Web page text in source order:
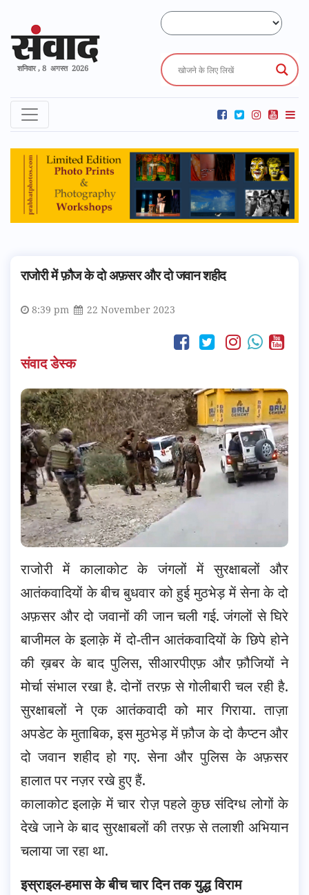
शनिवार , 8 अगस्त 2026
राजोरी में फ़ौज के दो अफ़सर और दो जवान शहीद
8:39 pm 22 November 2023
संवाद डेस्क
राजोरी में कालाकोट के जंगलों में सुरक्षाबलों और
आतंकवादियों के बीच बुधवार को हुई मुठभेड़ में सेना के दो
अफ़सर और दो जवानों की जान चली गई. जंगलों से घिरे
बाजीमल के इलाक़े में दो-तीन आतंकवादियों के छिपे होने
की ख़बर के बाद पुलिस, सीआरपीएफ़ और फ़ौजियों ने
मोर्चा संभाल रखा है. दोनों तरफ़ से गोलीबारी चल रही है.
सुरक्षाबलों ने एक आतंकवादी को मार गिराया. ताज़ा
अपडेट के मुताबिक, इस मुठभेड़ में फ़ौज के दो कैप्टन और
दो जवान शहीद हो गए. सेना और पुलिस के अफ़सर
हालात पर नज़र रखे हुए हैं.
कालाकोट इलाक़े में चार रोज़ पहले कुछ संदिग्ध लोगों के
देखे जाने के बाद सुरक्षाबलों की तरफ़ से तलाशी अभियान
चलाया जा रहा था.
इस्राइल-हमास के बीच चार दिन तक युद्ध विराम